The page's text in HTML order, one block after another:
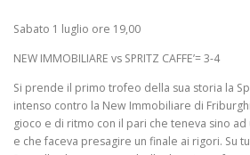
Sabato 1 luglio ore 19,00
NEW IMMOBILIARE vs SPRITZ CAFFE’= 3-4
Si prende il primo trofeo della sua storia la
intenso contro la New Immobiliare di
gioco e di ritmo con il pari che teneva sino
e che faceva presagire un finale ai rigori. Su